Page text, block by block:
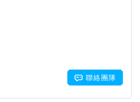
步實現了零廢棄的目標，
們才剛剛開始 !
聯絡團隊